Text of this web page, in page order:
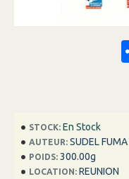
STOCK: En Stock
AUTEUR: SUDEL FUMA
POIDS: 300.00g
LOCATION: REUNION